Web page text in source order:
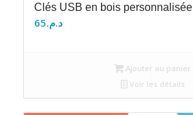
Clés USB en bois personnalisée
د.م.65
Ajouter au panier
Voir les détails